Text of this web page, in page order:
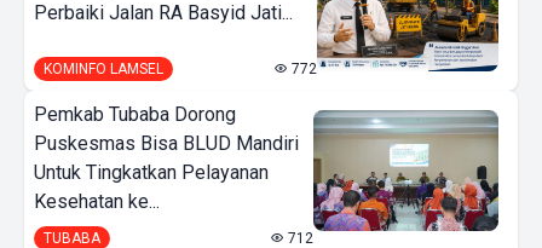
Perbaiki Jalan RA Basyid Jati...
KOMINFO LAMSEL 772
Pemkab Tubaba Dorong
Puskesmas Bisa BLUD Mandiri
Untuk Tingkatkan Pelayanan
Kesehatan ke...
TUBABA 712